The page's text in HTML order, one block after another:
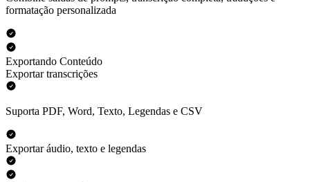
formatação personalizada
Exportando Conteúdo
Exportar transcrições
Suporta PDF, Word, Texto, Legendas e CSV
Exportar áudio, texto e legendas